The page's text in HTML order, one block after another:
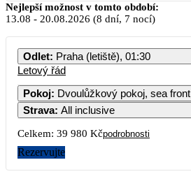
Nejlepší možnost v tomto období:
13.08 - 20.08.2026 (8 dní, 7 nocí)
Odlet: Praha (letiště), 01:30
Letový řád
Pokoj: Dvoulůžkový pokoj, sea front
Strava: All inclusive
Celkem: 39 980 Kčpodrobnosti
Rezervujte